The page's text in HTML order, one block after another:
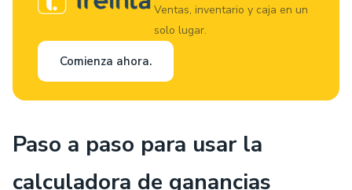
Ventas, inventario y caja en un
solo lugar.
Comienza ahora.
Paso a paso para usar la
calculadora de ganancias